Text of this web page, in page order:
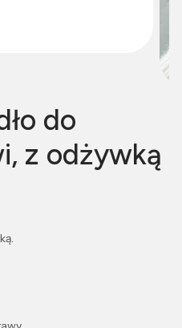
do
z odżywką